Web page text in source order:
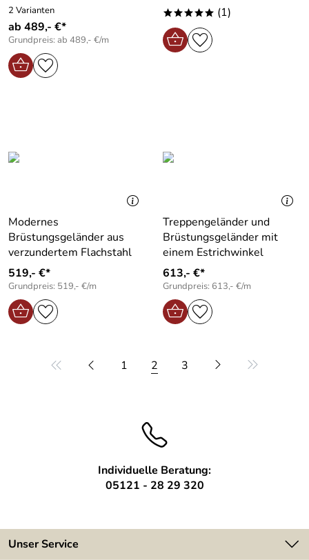
2 Varianten
ab 489,- €*
Grundpreis: ab 489,- €/m
***** (1)
Modernes
Brüstungsgeländer aus
verzundertem Flachstahl
519,- €*
Grundpreis: 519,- €/m
Treppengeländer und
Brüstungsgeländer mit
einem Estrichwinkel
613,- €*
Grundpreis: 613,- €/m
1 2 3
Individuelle Beratung:
05121 - 28 29 320
Unser Service